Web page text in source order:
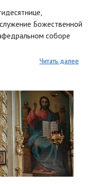
Божественной
соборе
Читать далее